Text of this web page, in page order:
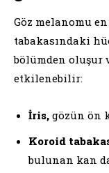
Göz melanomu
tabakasındaki
bölümden oluşur
etkilenebilir:
İris, gözün ön
Koroid
bulunan kan